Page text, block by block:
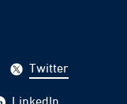
Twitter
LinkedIn